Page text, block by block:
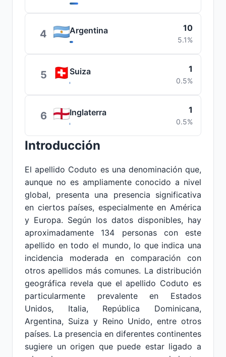
4 Argentina 10
5.1%
5 Suiza 1
0.5%
6 Inglaterra 1
0.5%
Introducción
El apellido Coduto es una denominación que,
aunque no es ampliamente conocido a nivel
global, presenta una presencia significativa
en ciertos países, especialmente en América
y Europa. Según los datos disponibles, hay
aproximadamente 134 personas con este
apellido en todo el mundo, lo que indica una
incidencia moderada en comparación con
otros apellidos más comunes. La distribución
geográfica revela que el apellido Coduto es
particularmente prevalente en Estados
Unidos, Italia, República Dominicana,
Argentina, Suiza y Reino Unido, entre otros
países. La presencia en diferentes continentes
sugiere un origen que puede estar ligado a